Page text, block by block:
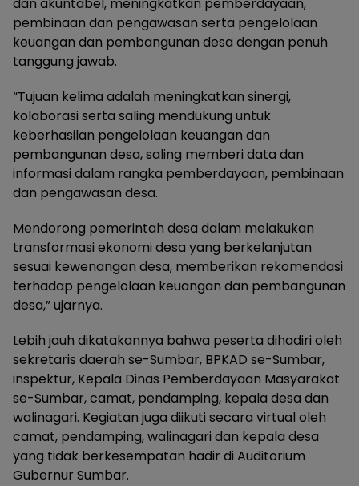
dan akuntabel, meningkatkan pemberdayaan,
pembinaan dan pengawasan serta pengelolaan
keuangan dan pembangunan desa dengan penuh
tanggung jawab.
“Tujuan kelima adalah meningkatkan sinergi,
kolaborasi serta saling mendukung untuk
keberhasilan pengelolaan keuangan dan
pembangunan desa, saling memberi data dan
informasi dalam rangka pemberdayaan, pembinaan
dan pengawasan desa.
Mendorong pemerintah desa dalam melakukan
transformasi ekonomi desa yang berkelanjutan
sesuai kewenangan desa, memberikan rekomendasi
terhadap pengelolaan keuangan dan pembangunan
desa,” ujarnya.
Lebih jauh dikatakannya bahwa peserta dihadiri oleh
sekretaris daerah se-Sumbar, BPKAD se-Sumbar,
inspektur, Kepala Dinas Pemberdayaan Masyarakat
se-Sumbar, camat, pendamping, kepala desa dan
walinagari. Kegiatan juga diikuti secara virtual oleh
camat, pendamping, walinagari dan kepala desa
yang tidak berkesempatan hadir di Auditorium
Gubernur Sumbar.